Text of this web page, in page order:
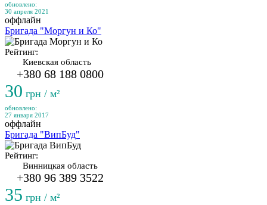
обновлено:
30 апреля 2021
оффлайн
Бригада "Моргун и Ко"
Рейтинг:
Киевская область
+380 68 188 0800
30 грн / м²
обновлено:
27 января 2017
оффлайн
Бригада "ВипБуд"
Рейтинг:
Винницкая область
+380 96 389 3522
35 грн / м²